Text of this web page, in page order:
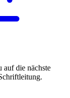
auf die nächste